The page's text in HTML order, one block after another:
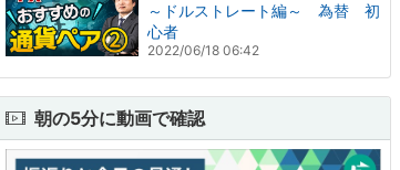
～ドルストレート編～ 為替 初
心者
2022/06/18 06:42
朝の5分に動画で確認